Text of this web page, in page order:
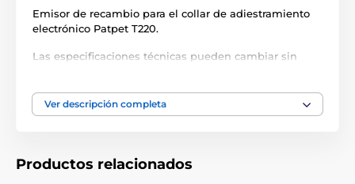
Emisor de recambio para el collar de adiestramiento
electrónico Patpet T220.
Las especificaciones técnicas pueden cambiar sin
Accesorios Collares de adiestramiento
Ver descripción completa
Productos relacionados